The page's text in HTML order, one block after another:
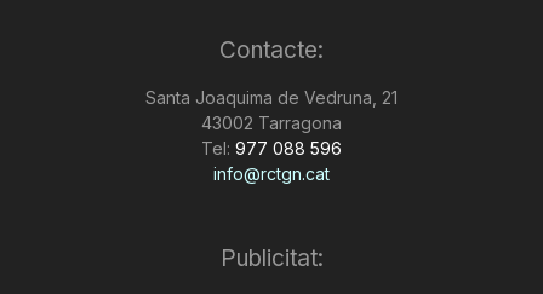
Contacte:
Santa Joaquima de Vedruna, 21
43002 Tarragona
Tel: 977 088 596
info@rctgn.cat
Publicitat: